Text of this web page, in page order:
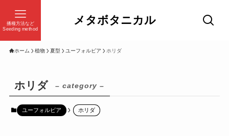
メタボタニカル
播種方法など
Seeding method
ホーム 植物 夏型 ユーフォルビア ホリダ
ホリダ – category –
ユーフォルビア ホリダ